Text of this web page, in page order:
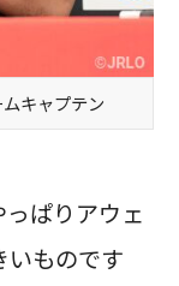
キャプテン
っぱりアウェ
いものです